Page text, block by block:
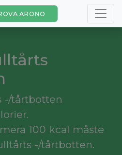
ARONO
-/tårtbotten
100 kcal måste
-/tårtbotten.